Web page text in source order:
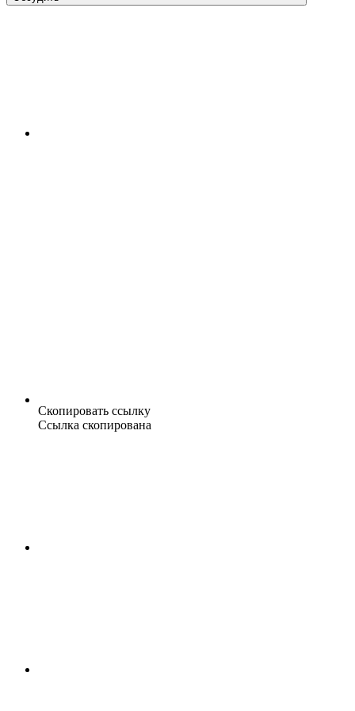
Скопировать ссылку
Ссылка скопирована